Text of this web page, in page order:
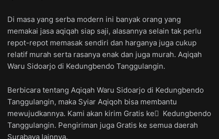
Di masa yang serba modern ini banyak orang yang
memakai jasa aqiqah siap saji, alasannya selain tak perlu
repot-repot memasak sendiri dan harganya juga cukup
relatif murah serta rasanya enak dan juga murah. Aqiqah
Waru Sidoarjo di Kedungbendo Tanggulangin.
Berbicara tentang Aqiqah Waru Sidoarjo di Kedungbendo
Tanggulangin, maka Syiar Aqiqoh bisa membantu
mewujudkannya. Kami akan kirim Gratis ke ِ Kedungbendo
Tanggulangin. Pengiriman juga Gratis ke semua daerah
Surabaya lainnya.